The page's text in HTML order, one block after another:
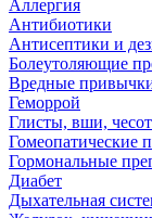
Аллергия
Антибиотики
Антисептики и
Болеутоляющие
Вредные
Геморрой
Глисты, вши,
Гомеопатические
Гормональные
Диабет
Дыхательная